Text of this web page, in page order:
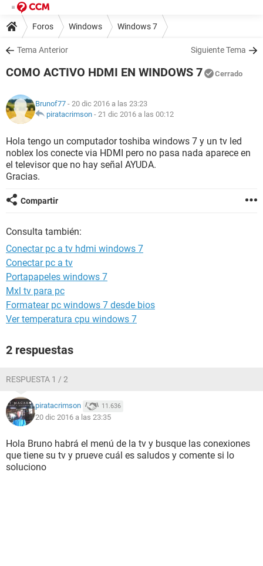
Foros Windows Windows 7
Tema Anterior Siguiente Tema
COMO ACTIVO HDMI EN WINDOWS 7 Cerrado
Brunof77 - 20 dic 2016 a las 23:23
piratacrimson - 21 dic 2016 a las 00:12
Hola tengo un computador toshiba windows 7 y un tv led
noblex los conecte via HDMI pero no pasa nada aparece en
el televisor que no hay señal AYUDA.
Gracias.
Compartir
Consulta también:
Conectar pc a tv hdmi windows 7
Conectar pc a tv
Portapapeles windows 7
Mxl tv para pc
Formatear pc windows 7 desde bios
Ver temperatura cpu windows 7
2 respuestas
RESPUESTA 1 / 2
piratacrimson 11.636
20 dic 2016 a las 23:35
Hola Bruno habrá el menú de la tv y busque las conexiones
que tiene su tv y prueve cuál es saludos y comente si lo
soluciono